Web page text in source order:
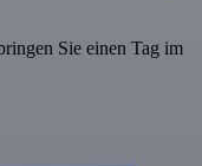
Sie einen Tag im